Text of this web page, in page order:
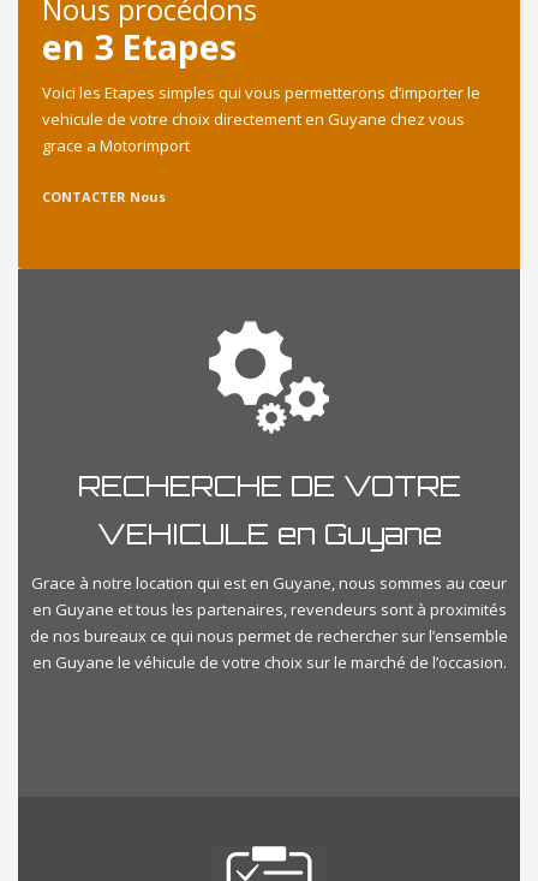
Nous procédons
en 3 Etapes
Voici les Etapes simples qui vous permetterons d’importer le
vehicule de votre choix directement en Guyane chez vous
grace a Motorimport
CONTACTER Nous
RECHERCHE DE VOTRE
VEHICULE en Guyane
Grace à notre location qui est en Guyane, nous sommes au cœur
en Guyane et tous les partenaires, revendeurs sont à proximités
de nos bureaux ce qui nous permet de rechercher sur l’ensemble
en Guyane le véhicule de votre choix sur le marché de l’occasion.